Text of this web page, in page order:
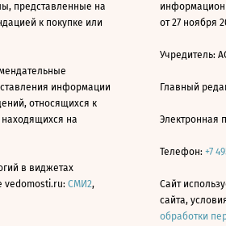
представленные на
к покупке или
информации
относящихся к
находящихся на
в виджетах
vedomosti.ru: СМИ2,
от 27 ноября
Учредитель:
Главный
Электронная
Телефон: +7
Сайт
сайта,
обработки